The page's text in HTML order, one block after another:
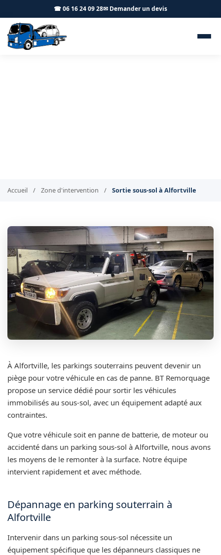
☎ 06 16 24 09 28✉ Demander un devis
Accueil / Zone d'intervention / Sortie sous-sol à Alfortville
À Alfortville, les parkings souterrains peuvent devenir un
piège pour votre véhicule en cas de panne. BT Remorquage
propose un service dédié pour sortir les véhicules
immobilisés au sous-sol, avec un équipement adapté aux
contraintes.
Que votre véhicule soit en panne de batterie, de moteur ou
accidenté dans un parking sous-sol à Alfortville, nous avons
les moyens de le remonter à la surface. Notre équipe
intervient rapidement et avec méthode.
Dépannage en parking souterrain à
Alfortville
Intervenir dans un parking sous-sol nécessite un
équipement spécifique que les dépanneurs classiques ne